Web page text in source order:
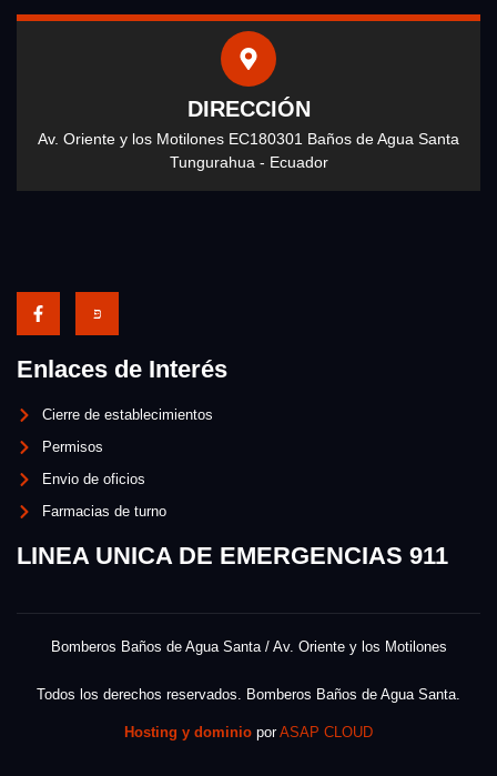
DIRECCIÓN
Av. Oriente y los Motilones EC180301 Baños de Agua Santa
Tungurahua - Ecuador
Enlaces de Interés
Cierre de establecimientos
Permisos
Envio de oficios
Farmacias de turno
LINEA UNICA DE EMERGENCIAS 911
Bomberos Baños de Agua Santa / Av. Oriente y los Motilones
Todos los derechos reservados. Bomberos Baños de Agua Santa.
Hosting y dominio porASAP CLOUD